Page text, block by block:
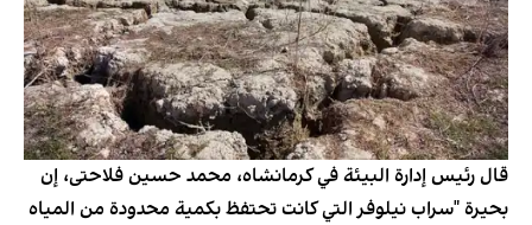
قال رئيس إدارة البيئة في كرمانشاه، محمد حسين فلاحتی، إن
بحيرة "سراب نيلوفر التي كانت تحتفظ بكمية محدودة من المياه